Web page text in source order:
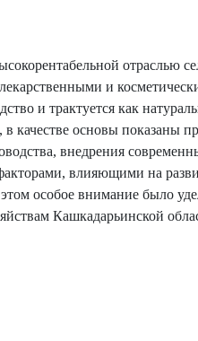
отраслью
и
и трактуется как
качестве основы показаны
внедрения
влияющими на
особое внимание было
Кашкадарьинской